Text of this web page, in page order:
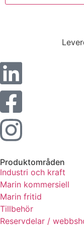
Produktområden
Industri och kraft
Marin kommersiell
Marin fritid
Tillbehör
Reservdelar /
och
uppbyggnad,
baserat på
används.
För att vår
hemsida ska
prestera så
bra som
ditt besök.